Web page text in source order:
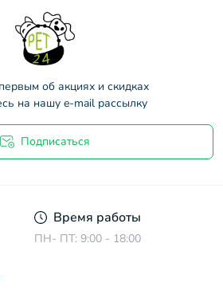
об акциях и скидках
на нашу e-mail рассылку
Подписаться
Время работы
ПН- ПТ: 9:00 - 18:00